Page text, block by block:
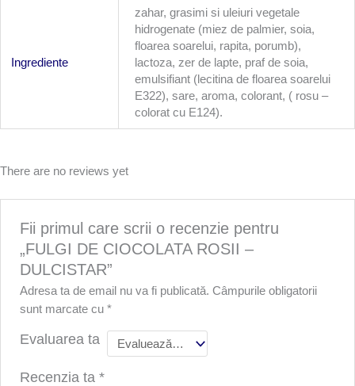
Ingrediente
zahar, grasimi si uleiuri vegetale
hidrogenate (miez de palmier, soia,
floarea soarelui, rapita, porumb),
lactoza, zer de lapte, praf de soia,
emulsifiant (lecitina de floarea soarelui
E322), sare, aroma, colorant, ( rosu –
colorat cu E124).
There are no reviews yet
Fii primul care scrii o recenzie pentru
„FULGI DE CIOCOLATA ROSII –
DULCISTAR”
Adresa ta de email nu va fi publicată. Câmpurile obligatorii
sunt marcate cu*
Evaluarea ta
Recenzia ta*